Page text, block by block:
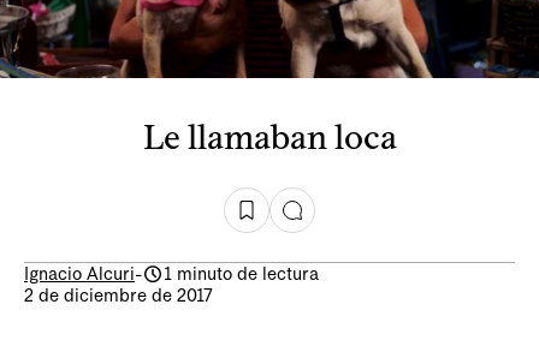
Le llamaban loca
Ignacio Alcuri-
1 minuto de lectura
2 de diciembre de 2017